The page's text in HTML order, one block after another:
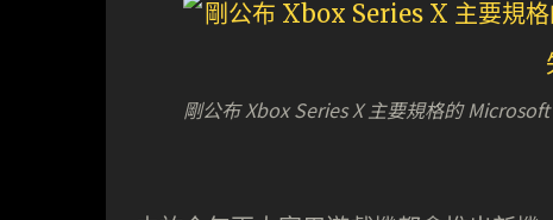
剛公布 Xbox Series X 主要規格的